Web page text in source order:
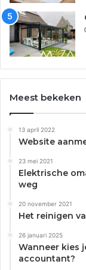
Meest bekeken
13 april 2022
Website
23 mei 2021
Elektrische
weg
20 november 2021
Het reinigen
26 januari 2025
Wanneer kies
accountant?